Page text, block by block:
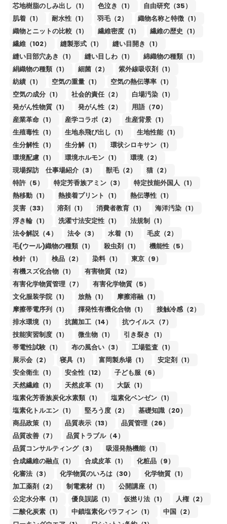
芯地樹脂のしみ出し（1）
色泣き（1）
自由研究（35）
肌着（1）
耐水性（1） 羽毛（2）
織物名称と特徴（1）
織物とニットの比較（1）
繊維密度（1）
繊維の歴史（1）
繊維（102）
縫製形式（1）
縫い目開き（1）
縫い目部穴あき（1）
縫い目しわ（1）
綿織物の種類（1）
絹織物の種類（1）
細菌（2）
紫外線吸収剤（1）
紡績（1）
空気の重量（1）
空気の熱伝導率（1）
空気の成分（1）
社会的責任（2）
白場汚染（1）
発がん性物質（1）
発がん性（2）
用語（70）
産業革命（1）
産学コラボ（2）
生産背景（1）
生殖毒性（1）
生地糸飛び出し（1）
生地性能（1）
生分解性（1）
生分解（1）
環状シロキサン（1）
環境配慮（1）
環境ホルモン（1）
環境（2）
現場探訪 仕事場紹介（3）
獣毛（2）
猫（2）
特許（5）
特定芳香族アミン（3）
特定技能外国人（1）
熱移動（1）
熱接着プリント（1）
熱伝導性（1）
災害（33）
溶剤（1） 消費者教育（1）
海洋汚染（1）
浮き輪（1）
洗濯寸法安定性（1）
法規制（1）
法令解説（4）
法令（3） 水着（1）
毛皮（2）
毛(ウール)織物の種類（1）
殺虫剤（1）
機能性（5）
検針（1）
検品（2） 染料（1）
東京（9）
有機スズ化合物（1）
有害物質（12）
有害化学物質管理（7）
有害化学物質（5）
文化服装学院（1）
放熱（1）
摩擦溶融（1）
摩擦帯電序列（1）
揮発性有機化合物（1）
接触冷感（2）
排水環境（1）
抗菌加工（14）
抗ウイルス（7）
技能実習制度（1）
微生物（1）
引き裂き（1）
帯電性試験（1）
布の風合い（3）
工場監査（1）
展示会（2）
寝具（1） 富岡製糸場（1）
安定剤（1）
安全衛生（1）
安全性（12）
子ども服（6）
天然繊維（1）
天然皮革（1）
大阪（1）
塩素化芳香族炭化水素類（1）
塩素化ベンゼン（1）
塩素化トルエン（1）
堅ろう度（2）
基礎知識（20）
商品政策（1）
品質表示（13）
品質管理（26）
品質改善（7）
品質トラブル（4）
品質コンサルティング（3）
吸湿発熱機能（1）
合成繊維の融点（1）
合成皮革（1）
化粧品（9）
化審法（3）
化学物質のいろは（30）
化学物質（1）
加工薬剤（2）
制電素材（1）
公開講座（1）
公定水分率（1）
優良誤認（1） 仮撚り法（1）
人権（2）
二酸化炭素（1）
中鎖塩素化パラフィン（1）
中国（2）